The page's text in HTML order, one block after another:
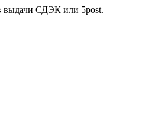
выдачи СДЭК или 5post.